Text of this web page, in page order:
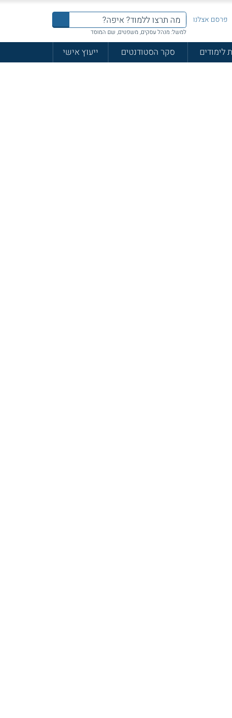
פרסם אצלנו
למשל: מנהל עסקים, משפטים, שם המוסד
לימודים סקר הסטודנטים
ייעוץ אישי